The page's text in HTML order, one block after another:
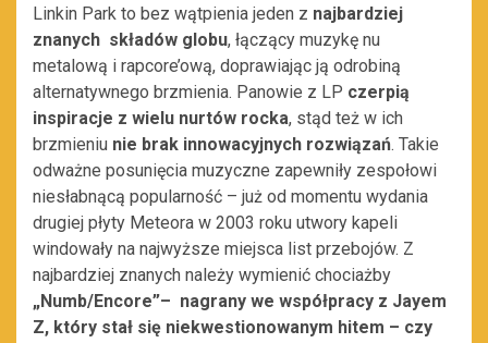
Linkin Park to bez wątpienia jeden z najbardziej
znanych składów globu, łączący muzykę nu
metalową i rapcore’ową, doprawiając ją odrobiną
alternatywnego brzmienia. Panowie z LP czerpią
inspiracje z wielu nurtów rocka, stąd też w ich
brzmieniu nie brak innowacyjnych rozwiązań. Takie
odważne posunięcia muzyczne zapewniły zespołowi
niesłabnącą popularność – już od momentu wydania
drugiej płyty Meteora w 2003 roku utwory kapeli
windowały na najwyższe miejsca list przebojów. Z
najbardziej znanych należy wymienić chociażby
„Numb/Encore”– nagrany we współpracy z Jayem
Z, który stał się niekwestionowanym hitem – czy